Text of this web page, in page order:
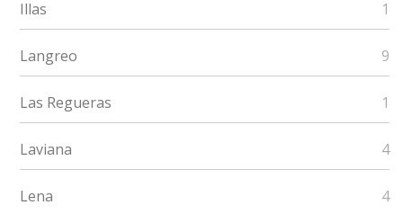
Illas 1
Langreo 9
Las Regueras 1
Laviana 4
Lena 4